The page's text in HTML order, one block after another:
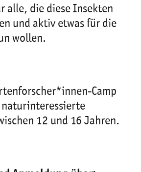
alle, die diese Insekten
und aktiv etwas für die
wollen.
Camp
12 und 16 Jahren.